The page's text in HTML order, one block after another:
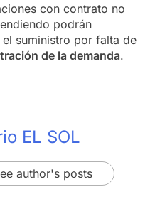
con contrato no
podrán
suministro por falta de
de la demanda.
EL SOL
author's posts